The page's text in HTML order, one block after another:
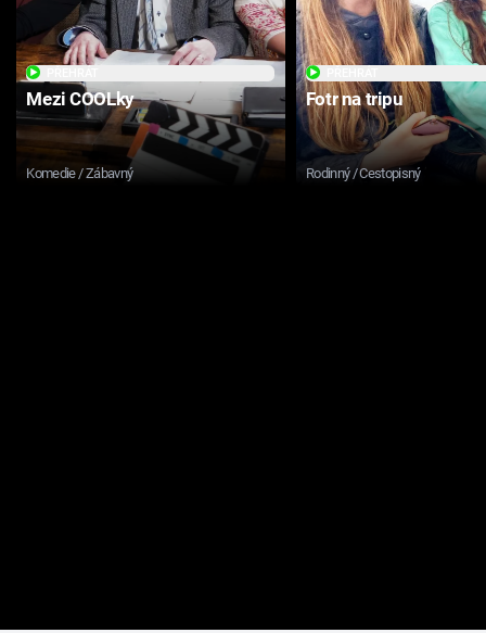
Mezi COOLky
Komedie / Zábavný
Fotr na tripu
Rodinný / Cestopisný